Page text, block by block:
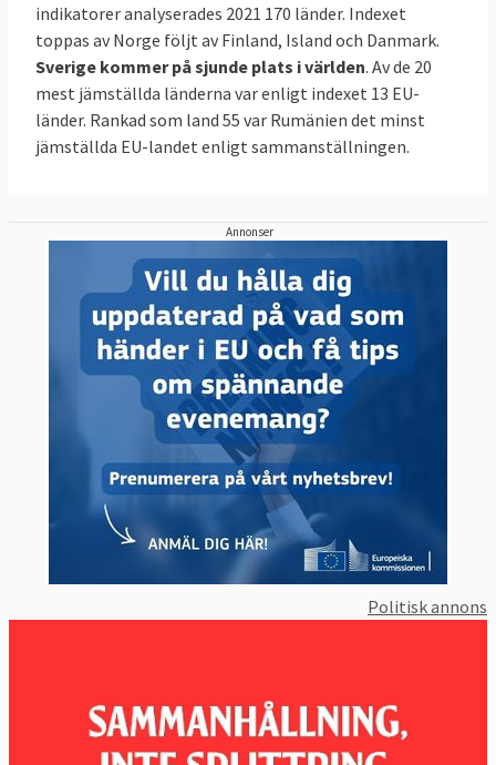
indikatorer analyserades 2021 170 länder. Indexet
toppas av Norge följt av Finland, Island och Danmark.
Sverige kommer på sjunde plats i världen. Av de 20
mest jämställda länderna var enligt indexet 13 EU-
länder. Rankad som land 55 var Rumänien det minst
jämställda EU-landet enligt sammanställningen.
Annonser
Politisk annons